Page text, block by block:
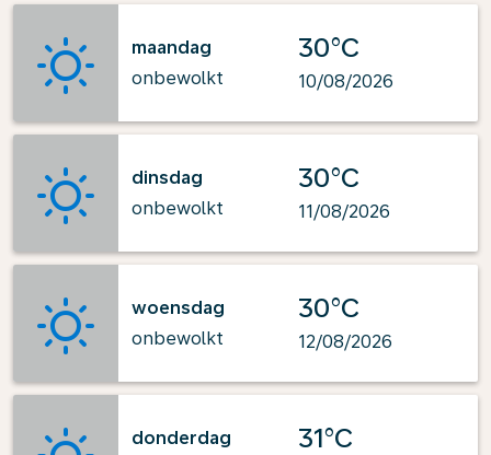
maandag
onbewolkt
30°C
10/08/2026
dinsdag
onbewolkt
30°C
11/08/2026
woensdag
onbewolkt
30°C
12/08/2026
donderdag
31°C